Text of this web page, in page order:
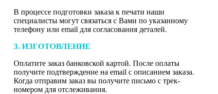
В процессе подготовки заказа к печати наши
специалисты могут связаться с Вами по указанному
телефону или email для согласования деталей.
3. ИЗГОТОВЛЕНИЕ
Оплатите заказ банковской картой. После оплаты
получите подтверждение на email с описанием заказа.
Когда отправим заказ вы получите письмо с трек-
номером для отслеживания.